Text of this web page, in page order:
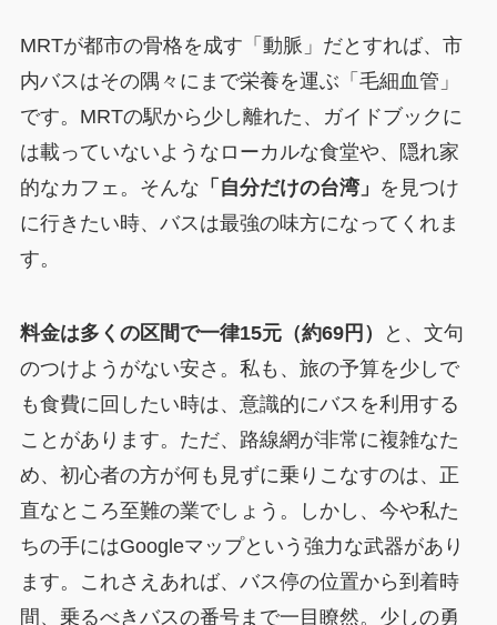
MRTが都市の骨格を成す「動脈」だとすれば、市
内バスはその隅々にまで栄養を運ぶ「毛細血管」
です。MRTの駅から少し離れた、ガイドブックに
は載っていないようなローカルな食堂や、隠れ家
的なカフェ。そんな 「自分だけの台湾」 を見つけ
に行きたい時、バスは最強の味方になってくれま
す。
料金は多くの区間で一律15元（約69円）
と、文句
のつけようがない安さ。私も、旅の予算を少しで
も食費に回したい時は、意識的にバスを利用する
ことがあります。ただ、路線網が非常に複雑なた
め、初心者の方が何も見ずに乗りこなすのは、正
直なところ至難の業でしょう。しかし、今や私た
ちの手にはGoogleマップという強力な武器があり
ます。これさえあれば、バス停の位置から到着時
間、乗るべきバスの番号まで一目瞭然。少しの勇